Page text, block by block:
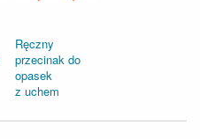
Ręczny
przecinak do
opasek
z uchem